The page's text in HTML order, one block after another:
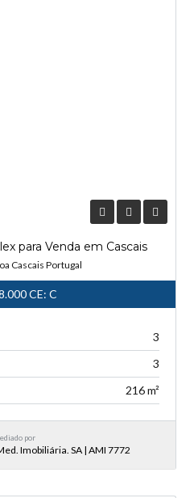
para Venda em Cascais
Cascais Portugal
CE: C
3
3
216 m²
por
Imobiliária. SA | AMI 7772